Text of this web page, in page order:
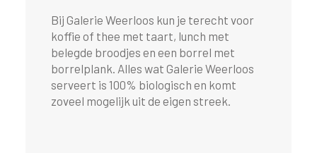
Bij Galerie Weerloos kun je terecht voor
koffie of thee met taart, lunch met
belegde broodjes en een borrel met
borrelplank. Alles wat Galerie Weerloos
serveert is 100% biologisch en komt
zoveel mogelijk uit de eigen streek.